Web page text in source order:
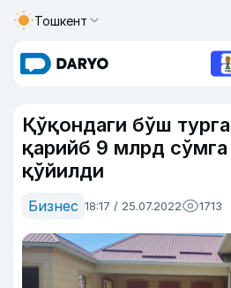
Тошкент
Қўқондаги бўш
қарийб 9 млрд сўмга
қўйилди
Бизнес 18:17 / 25.07.2022 1713